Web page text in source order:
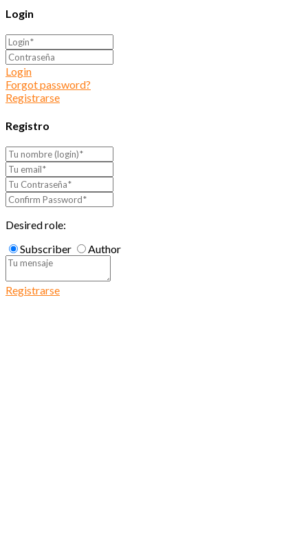
Login
Login
Forgot password?
Registrarse
Registro
Desired role:
Subscriber
Author
Registrarse